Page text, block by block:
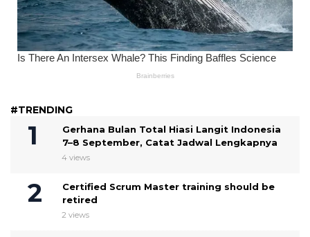
#TRENDING
Gerhana Bulan Total Hiasi Langit Indonesia
7–8 September, Catat Jadwal Lengkapnya
4 views
Certified Scrum Master training should be
retired
2 views